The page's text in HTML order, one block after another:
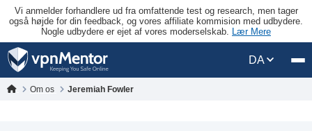
Vi anmelder forhandlere ud fra omfattende test og research, men tager
også højde for din feedback, og vores affiliate kommision med udbydere.
Nogle udbydere er ejet af vores moderselskab. Lær Mere
DA
Om os Jeremiah Fowler